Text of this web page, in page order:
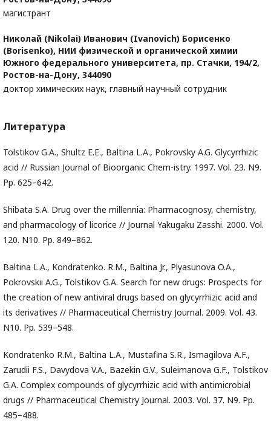
магистрант
Николай (Nikolai) Иванович (Ivanovich) Борисенко
(Borisenko), НИИ физической и органической химии
Южного федерального университета, пр. Стачки, 194/2,
Ростов-на-Дону, 344090
доктор химических наук, главный научный сотрудник
Литература
Tolstikov G.A., Shultz E.E., Baltina L.A., Pokrovsky A.G. Glycyrrhizic
acid // Russian Journal of Bioorganic Chem-istry. 1997. Vol. 23. N9.
Pp. 625–642.
Shibata S.A. Drug over the millennia: Pharmacognosy, chemistry,
and pharmacology of licorice // Journal Yakugaku Zasshi. 2000. Vol.
120. N10. Pp. 849–862.
Baltina L.A., Kondratenko. R.M., Baltina Jr., Plyasunova O.A.,
Pokrovskii A.G., Tolstikov G.A. Search for new drugs: Prospects for
the creation of new antiviral drugs based on glycyrrhizic acid and
its derivatives // Pharmaceutical Chemistry Journal. 2009. Vol. 43.
N10. Pp. 539–548.
Kondratenko R.M., Baltina L.A., Mustafina S.R., Ismagilova A.F.,
Zarudii F.S., Davydova V.A., Bazekin G.V., Suleimanova G.F., Tolstikov
G.A. Complex compounds of glycyrrhizic acid with antimicrobial
drugs // Pharmaceutical Chemistry Journal. 2003. Vol. 37. N9. Pp.
485–488.